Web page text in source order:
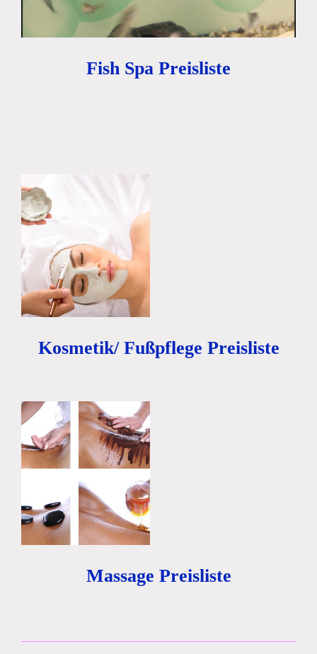
Fish Spa Preisliste
Kosmetik/ Fußpflege Preisliste
Massage Preisliste